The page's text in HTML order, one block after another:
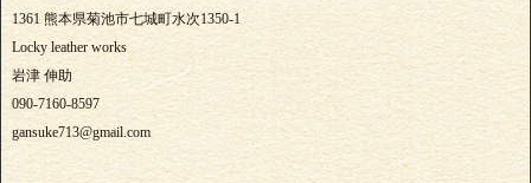
1361 熊本県菊池市七城町水次1350-1
Locky leather works
岩津 伸助
090-7160-8597
gansuke713@gmail.com